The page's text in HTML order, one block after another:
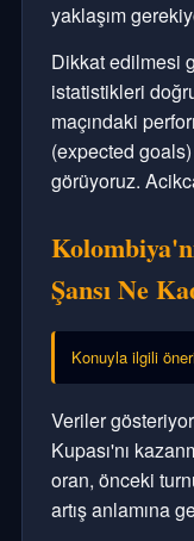
yaklaşım
Dikkat edilmesi
istatistikleri
maçındaki
(expected
görüyoruz.
Şansı Ne
Konuyla ilgili
Veriler
Kupası'nı
oran, önceki
artış anlamına